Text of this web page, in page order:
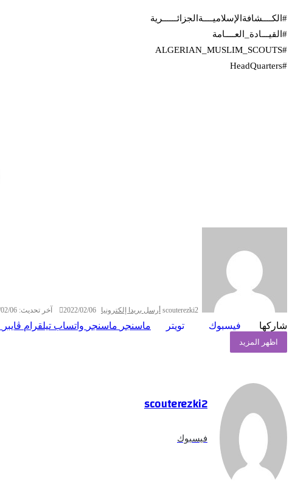
#الكــــشافةالإسلاميــــةالجزائــــــرية
#القيـــادة_العــــامة
#ALGERIAN_MUSLIM_SCOUTS
#HeadQuarters
scouterezki2 أرسل بريدا إلكترونيا 2022/02/06 آخر تحديث: 2022/02/06
شاركها فيسبوك تويتر ماسنجر ماسنجر واتساب تيلقرام ڤايبر
اظهر المزيد
scouterezki2
فيسبوك